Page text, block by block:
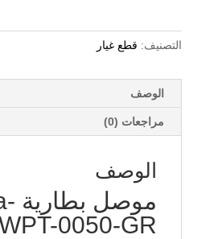
التصنيف: قطع غيار
الوصف
مراجعات (0)
الوصف
موصل بطارية Tamiya-
0050-GR